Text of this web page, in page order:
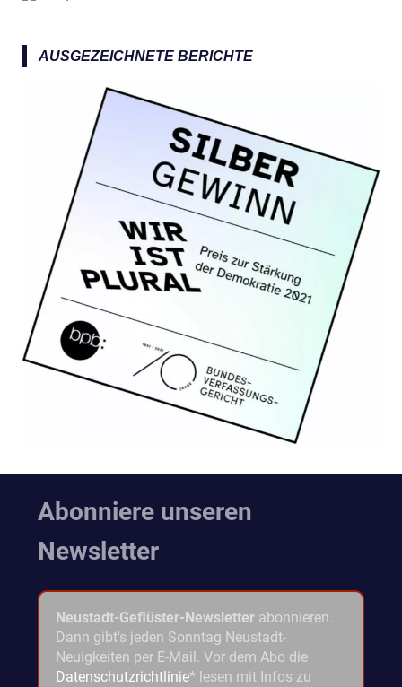
AUSGEZEICHNETE BERICHTE
Abonniere unseren
Newsletter
Neustadt-Geflüster-Newsletter abonnieren.
Dann gibt's jeden Sonntag Neustadt-
Neuigkeiten per E-Mail. Vor dem Abo die
Datenschutzrichtlinie* lesen mit Infos zu